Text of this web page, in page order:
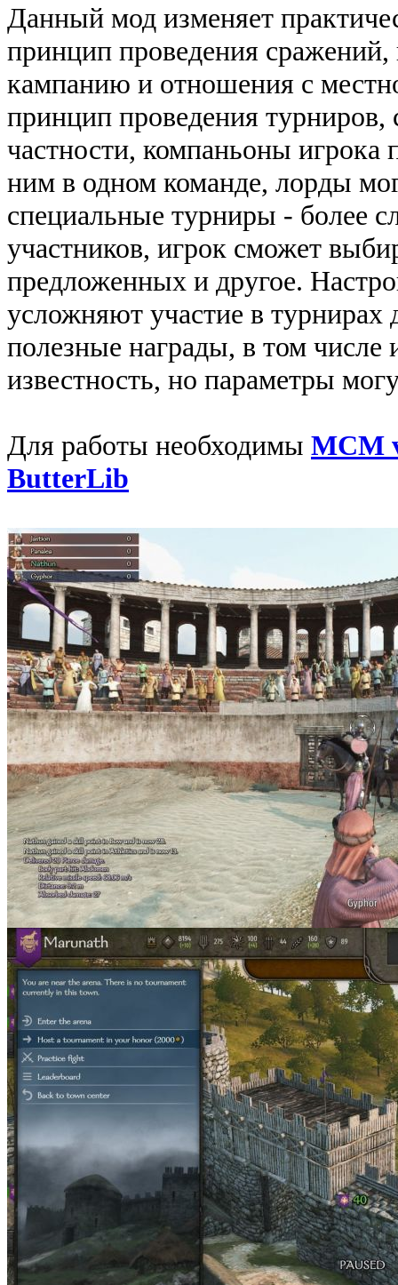
Данный мод изменяет
принцип проведения
кампанию и отношения с
принцип проведения турниров,
частности, компаньоны игрока
ним в одном команде, лорды
специальные турниры - более
участников, игрок сможет
предложенных и другое.
усложняют участие в турнирах
полезные награды, в том числе
известность, но параметры
Для работы необходимы MCM
ButterLib